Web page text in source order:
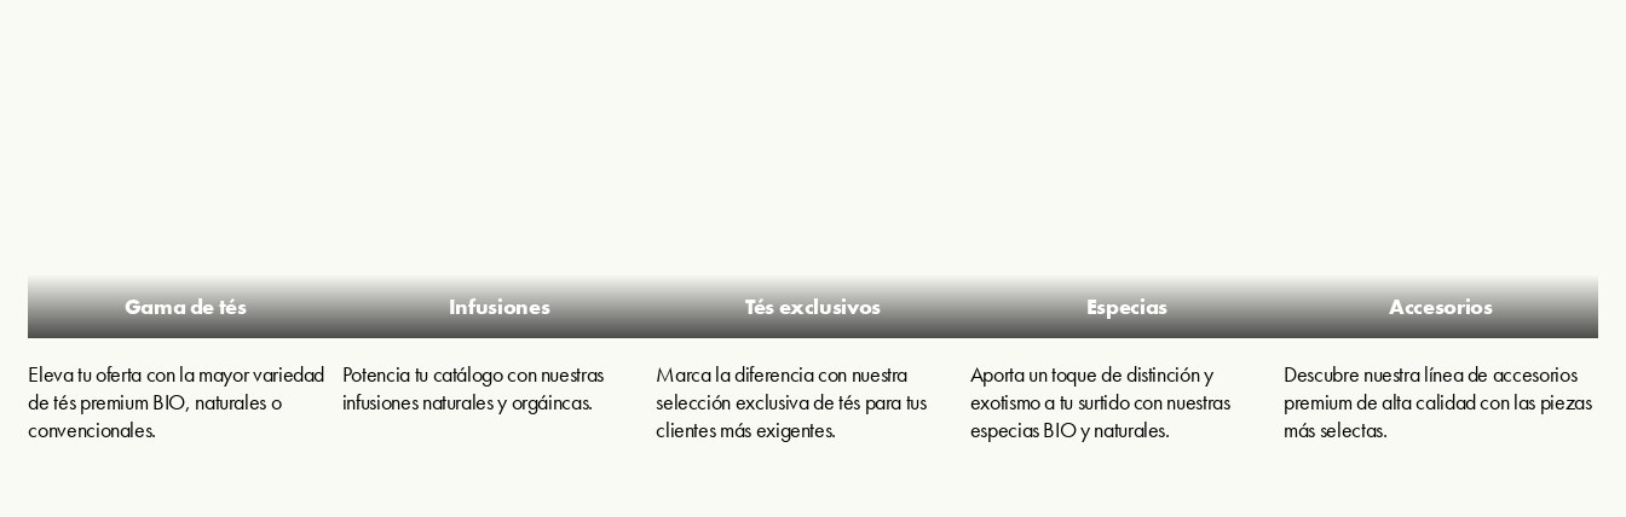
Gama de tés
Eleva tu oferta con la mayor variedad
de tés premium BIO, naturales o
convencionales.
Infusiones
Potencia tu catálogo con nuestras
infusiones naturales y orgáincas.
Tés exclusivos
Marca la diferencia con nuestra
selección exclusiva de tés para tus
clientes más exigentes.
Especias
Aporta un toque de distinción y
exotismo a tu surtido con nuestras
especias BIO y naturales.
Accesorios
Descubre nuestra línea de accesorios
premium de alta calidad con las piezas
más selectas.